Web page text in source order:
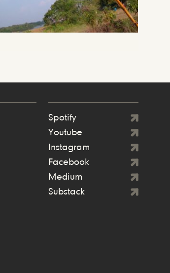
Spotify
Youtube
Instagram
Facebook
Medium
Substack